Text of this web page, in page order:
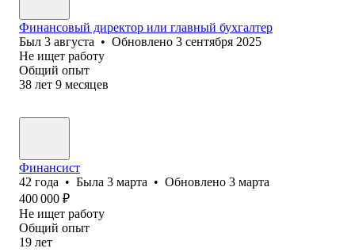
Финансовый директор или главный бухгалтер
Был 3 августа • Обновлено 3 сентября 2025
Не ищет работу
Общий опыт
38 лет 9 месяцев
Финансист
42 года • Была 3 марта • Обновлено 3 марта
400 000 ₽
Не ищет работу
Общий опыт
19 лет